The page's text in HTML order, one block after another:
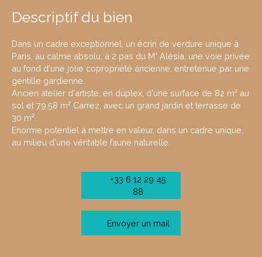
Descriptif du bien
Dans un cadre exceptionnel, un écrin de verdure unique à
Paris, au calme absolu, à 2 pas du M° Alésia, une voie privée
au fond d'une jolie copropriété ancienne, entretenue par une
gentille gardienne.
Ancien atelier d'artiste, en duplex, d'une surface de 82 m² au
sol et 79,58 m² Carrez, avec un grand jardin et terrasse de
30 m².
Enorme potentiel à mettre en valeur, dans un cadre unique,
au milieu d'une véritable faune naturelle.
+33 6 12 29 45
88
Envoyer un mail